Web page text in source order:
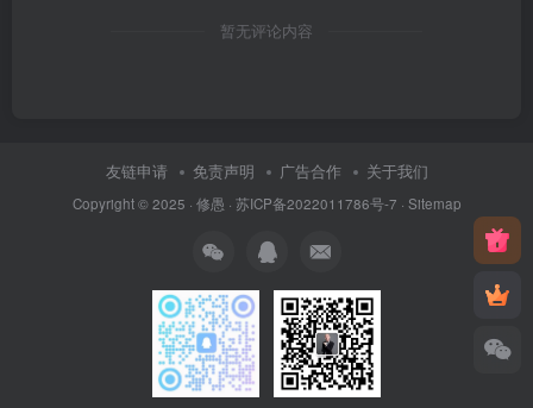
暂无评论内容
友链申请 免责声明 广告合作 关于我们
Copyright © 2025 · 修愚 · 苏ICP备2022011786号-7 · Sitemap